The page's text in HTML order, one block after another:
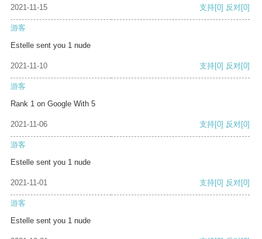
2021-11-15 支持[0] 反对[0]
游客
Estelle sent you 1 nude
2021-11-10 支持[0] 反对[0]
游客
Rank 1 on Google With 5
2021-11-06 支持[0] 反对[0]
游客
Estelle sent you 1 nude
2021-11-01 支持[0] 反对[0]
游客
Estelle sent you 1 nude